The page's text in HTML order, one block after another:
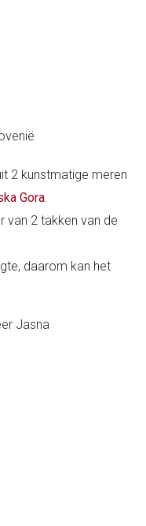
2 kunstmatige meren
Gora
van 2 takken van de
daarom kan het